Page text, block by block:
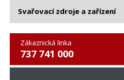
Svařovací zdroje a zařízení
Zákaznická linka
737 741 000